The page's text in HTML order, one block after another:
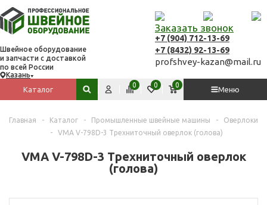
Швейное оборудование
и запчасти с доставкой
по всей России
Казань
Заказать звонок
+7 (904) 712-13-69
+7 (8432) 92-13-69
profshvey-kazan@mail.ru
Каталог
Меню
Поиск по сайту
Сравнить
0 Избранное
0 Корзина
0
Главная - Каталог - Промышленные швейные машины -
Оверлоки
-
VMA V-798D-3 Трехниточный оверлок (голова)
VMA V-798D-3 Трехниточный оверлок
(голова)